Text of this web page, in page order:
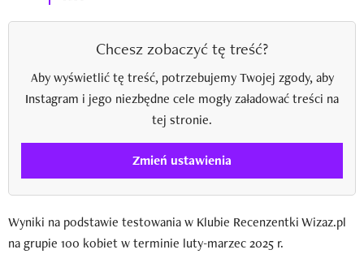
Chcesz zobaczyć tę treść?
Aby wyświetlić tę treść, potrzebujemy Twojej zgody, aby
Instagram i jego niezbędne cele mogły załadować treści na
tej stronie.
Zmień ustawienia
Wyniki na podstawie testowania w Klubie Recenzentki Wizaz.pl
na grupie 100 kobiet w terminie luty-marzec 2025 r.